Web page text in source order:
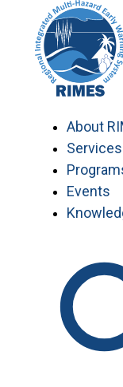
content
About
Events
Praesent
vitae sem.
ullamcorper.
ante. Donec
sodales ut
sed eros et
varius
Mauris non
urna.
blandit